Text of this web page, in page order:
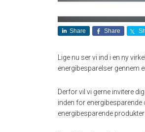
Share Share
Lige nu ser vi ind i en ny
energibesparelser gennem
Derfor vil vi gerne invitere
inden for
energibesparende